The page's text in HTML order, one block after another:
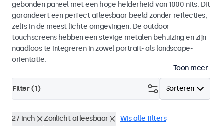
gebonden paneel met een hoge helderheid van 1000 nits. Dit
garandeert een perfect afleesbaar beeld zonder reflecties,
zelfs in de meest lichte omgevingen. De outdoor
touchscreens hebben een stevige metalen behuizing en zijn
naadloos te integreren in zowel portrait- als landscape-
oriëntatie.
Toon meer
Sorteren
Filter (1)
27 inch Zonlicht afleesbaar Wis alle filters